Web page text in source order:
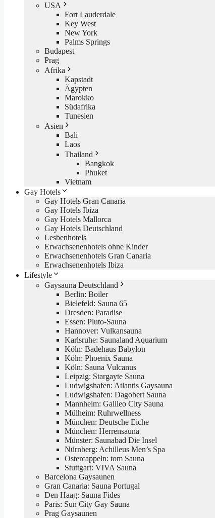
USA
Fort Lauderdale
Key West
New York
Palms Springs
Budapest
Prag
Afrika
Kapstadt
Ägypten
Marokko
Südafrika
Tunesien
Asien
Bali
Laos
Thailand
Bangkok
Phuket
Vietnam
Gay Hotels
Gay Hotels Gran Canaria
Gay Hotels Ibiza
Gay Hotels Mallorca
Gay Hotels Deutschland
Lesbenhotels
Erwachsenenhotels ohne Kinder
Erwachsenenhotels Gran Canaria
Erwachsenenhotels Ibiza
Lifestyle
Gaysauna Deutschland
Berlin: Boiler
Bielefeld: Sauna 65
Dresden: Paradise
Essen: Pluto-Sauna
Hannover: Vulkansauna
Karlsruhe: Saunaland Aquarium
Köln: Badehaus Babylon
Köln: Phoenix Sauna
Köln: Sauna Vulcanus
Leipzig: Stargayte Sauna
Ludwigshafen: Atlantis Gaysauna
Ludwigshafen: Dagobert Sauna
Mannheim: Galileo City Sauna
Mülheim: Ruhrwellness
München: Deutsche Eiche
München: Herrensauna
Münster: Saunabad Die Insel
Nürnberg: Achilleus Men’s Spa
Ostercappeln: tom Sauna
Stuttgart: VIVA Sauna
Barcelona Gaysaunen
Gran Canaria: Sauna Portugal
Den Haag: Sauna Fides
Paris: Sun City Gay Sauna
Prag Gaysaunen